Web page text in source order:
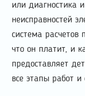
или диагностика
неисправностей
система расчетов
что он платит, и
предоставляет
все этапы работ